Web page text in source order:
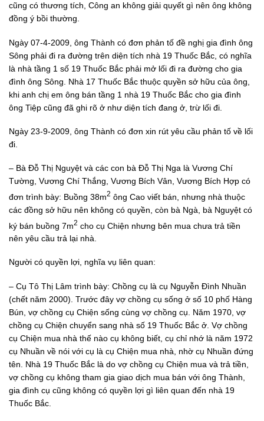
cũng có thương tích, Công an không giải quyết gì nên ông không
đồng ý bồi thường.
Ngày 07-4-2009, ông Thành có đơn phản tố đề nghị gia đình ông
Sông phải đi ra đường trên diện tích nhà 19 Thuốc Bắc, có nghĩa
là nhà tầng 1 số 19 Thuốc Bắc phải mở lối đi ra đường cho gia
đình ông Sông. Nhà 17 Thuốc Bắc thuộc quyền sở hữu của ông,
khi anh chị em ông bán tầng 1 nhà 19 Thuốc Bắc cho gia đình
ông Tiệp cũng đã ghi rõ ở như diện tích đang ở, trừ lối đi.
Ngày 23-9-2009, ông Thành có đơn xin rút yêu cầu phản tố về lối
đi.
– Bà Đỗ Thị Nguyệt và các con bà Đỗ Thị Nga là Vương Chí
Tường, Vương Chí Thắng, Vương Bích Vân, Vương Bích Hợp có
đơn trình bày: Buồng 38m2 ông Cao viết bán, nhưng nhà thuộc
các đồng sở hữu nên không có quyền, còn bà Ngà, bà Nguyệt có
ký bán buồng 7m2 cho cụ Chiện nhưng bên mua chưa trả tiền
nên yêu cầu trả lại nhà.
Người có quyền lợi, nghĩa vụ liên quan:
– Cụ Tô Thị Lâm trình bày: Chồng cụ là cụ Nguyễn Đình Nhuần
(chết năm 2000). Trước đây vợ chồng cụ sống ở số 10 phố Hàng
Bún, vợ chồng cụ Chiện sống cùng vợ chồng cụ. Năm 1970, vợ
chồng cụ Chiện chuyển sang nhà số 19 Thuốc Bắc ở. Vợ chồng
cụ Chiện mua nhà thế nào cụ không biết, cụ chỉ nhớ là năm 1972
cụ Nhuần về nói với cụ là cụ Chiện mua nhà, nhờ cụ Nhuần đứng
tên. Nhà 19 Thuốc Bắc là do vợ chồng cụ Chiện mua và trả tiền,
vợ chồng cụ không tham gia giao dịch mua bán với ông Thành,
gia đình cụ cũng không có quyền lợi gì liên quan đến nhà 19
Thuốc Bắc.